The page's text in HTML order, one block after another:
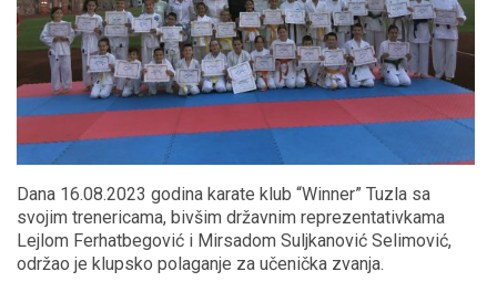
Dana 16.08.2023 godina karate klub “Winner” Tuzla sa
svojim trenericama, bivšim državnim reprezentativkama
Lejlom Ferhatbegović i Mirsadom Suljkanović Selimović,
održao je klupsko polaganje za učenička zvanja.